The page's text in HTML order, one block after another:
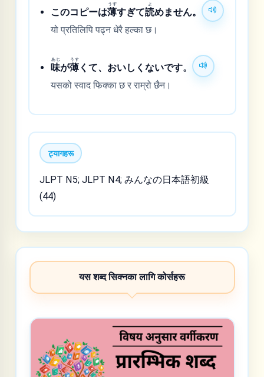
このコピーは薄
うす
すぎて読
よ
めません。
यो प्रतिलिपि पढ्न धेरै हल्का छ।
味
あじ
が薄
うす
くて、おいしくないです。
यसको स्वाद फिक्का छ र राम्रो छैन।
ट्यागहरू
JLPT N5; JLPT N4; みんなの日本語初級
(44)
यस शब्द सिक्नका लागि कोर्सहरू